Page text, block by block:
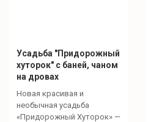
Усадьба "Придорожный
хуторок" с баней, чаном
на дровах
Новая красивая и
необычная усадьба
«Придорожный Хуторок» —